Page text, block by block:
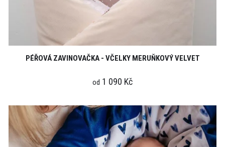
PÉŘOVÁ ZAVINOVAČKA - VČELKY MERUŇKOVÝ VELVET
od 1 090 Kč